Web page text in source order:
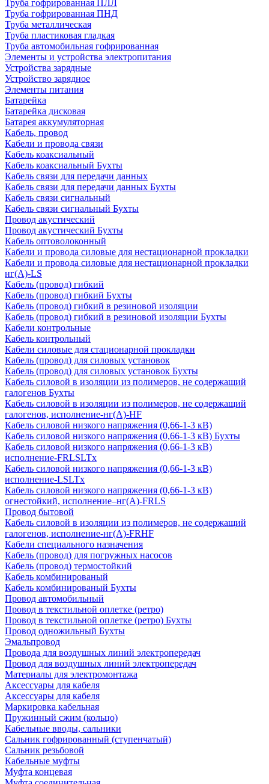
Труба гофрированная ПЛЛ
Труба гофрированная ПНД
Труба металлическая
Труба пластиковая гладкая
Труба автомобильная гофрированная
Элементы и устройства электропитания
Устройства зарядные
Устройство зарядное
Элементы питания
Батарейка
Батарейка дисковая
Батарея аккумуляторная
Кабель, провод
Кабели и провода связи
Кабель коаксиальный
Кабель коаксиальный Бухты
Кабель связи для передачи данных
Кабель связи для передачи данных Бухты
Кабель связи сигнальный
Кабель связи сигнальный Бухты
Провод акустический
Провод акустический Бухты
Кабель оптоволоконный
Кабели и провода силовые для нестационарной прокладки
Кабели и провода силовые для нестационарной прокладки
нг(А)-LS
Кабель (провод) гибкий
Кабель (провод) гибкий Бухты
Кабель (провод) гибкий в резиновой изоляции
Кабель (провод) гибкий в резиновой изоляции Бухты
Кабели контрольные
Кабель контрольный
Кабели силовые для стационарной прокладки
Кабель (провод) для силовых установок
Кабель (провод) для силовых установок Бухты
Кабель силовой в изоляции из полимеров, не содержащий
галогенов Бухты
Кабель силовой в изоляции из полимеров, не содержащий
галогенов, исполнение-нг(А)-HF
Кабель силовой низкого напряжения (0,66-1-3 кВ)
Кабель силовой низкого напряжения (0,66-1-3 кВ) Бухты
Кабель силовой низкого напряжения (0,66-1-3 кВ)
исполнение-FRLSLTx
Кабель силовой низкого напряжения (0,66-1-3 кВ)
исполнение-LSLTx
Кабель силовой низкого напряжения (0,66-1-3 кВ)
огнестойкий, исполнение–нг(А)-FRLS
Провод бытовой
Кабель силовой в изоляции из полимеров, не содержащий
галогенов, исполнение-нг(А)-FRHF
Кабели специального назначения
Кабель (провод) для погружных насосов
Кабель (провод) термостойкий
Кабель комбинированый
Кабель комбинированый Бухты
Провод автомобильный
Провод в текстильной оплетке (ретро)
Провод в текстильной оплетке (ретро) Бухты
Провод одножильный Бухты
Эмальпровод
Провода для воздушных линий электропередач
Провод для воздушных линий электропередач
Материалы для электромонтажа
Аксессуары для кабеля
Аксессуары для кабеля
Маркировка кабельная
Пружинный сжим (кольцо)
Кабельные вводы, сальники
Сальник гофрированный (ступенчатый)
Сальник резьбовой
Кабельные муфты
Муфта концевая